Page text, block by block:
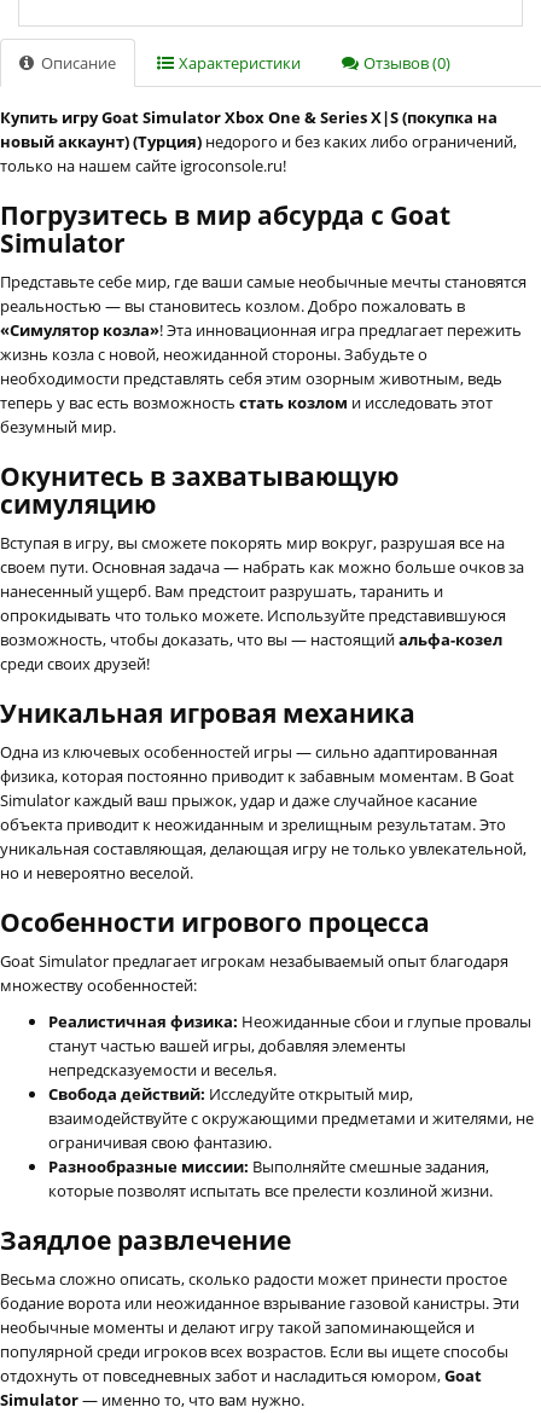
Описание Характеристики Отзывов (0)
Купить игру Goat Simulator Xbox One & Series X|S (покупка на
новый аккаунт) (Турция) недорого и без каких либо ограничений,
только на нашем сайте igroconsole.ru!
Погрузитесь в мир абсурда с Goat
Simulator
Представьте себе мир, где ваши самые необычные мечты становятся
реальностью — вы становитесь козлом. Добро пожаловать в
«Симулятор козла»! Эта инновационная игра предлагает пережить
жизнь козла с новой, неожиданной стороны. Забудьте о
необходимости представлять себя этим озорным животным, ведь
теперь у вас есть возможность стать козлом и исследовать этот
безумный мир.
Окунитесь в захватывающую
симуляцию
Вступая в игру, вы сможете покорять мир вокруг, разрушая все на
своем пути. Основная задача — набрать как можно больше очков за
нанесенный ущерб. Вам предстоит разрушать, таранить и
опрокидывать что только можете. Используйте представившуюся
возможность, чтобы доказать, что вы — настоящийальфа-козел
среди своих друзей!
Уникальная игровая механика
Одна из ключевых особенностей игры — сильно адаптированная
физика, которая постоянно приводит к забавным моментам. В Goat
Simulator каждый ваш прыжок, удар и даже случайное касание
объекта приводит к неожиданным и зрелищным результатам. Это
уникальная составляющая, делающая игру не только увлекательной,
но и невероятно веселой.
Особенности игрового процесса
Goat Simulator предлагает игрокам незабываемый опыт благодаря
множеству особенностей:
Реалистичная физика: Неожиданные сбои и глупые провалы
станут частью вашей игры, добавляя элементы
непредсказуемости и веселья.
Свобода действий: Исследуйте открытый мир,
взаимодействуйте с окружающими предметами и жителями, не
ограничивая свою фантазию.
Разнообразные миссии: Выполняйте смешные задания,
которые позволят испытать все прелести козлиной жизни.
Заядлое развлечение
Весьма сложно описать, сколько радости может принести простое
бодание ворота или неожиданное взрывание газовой канистры. Эти
необычные моменты и делают игру такой запоминающейся и
популярной среди игроков всех возрастов. Если вы ищете способы
отдохнуть от повседневных забот и насладиться юмором,Goat
Simulator— именно то, что вам нужно.